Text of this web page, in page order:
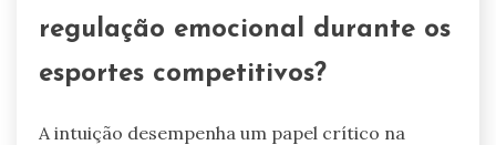
regulação emocional durante os
esportes competitivos?
A intuição desempenha um papel crítico na